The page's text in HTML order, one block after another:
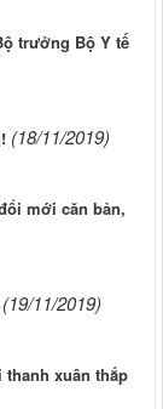
trưởng Bộ Y tế
(18/11/2019)
mới căn bản,
(19/11/2019)
xuân thắp